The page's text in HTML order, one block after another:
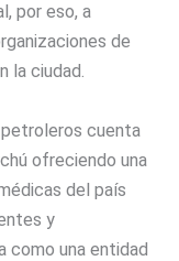
por eso, a
de
la ciudad.
cuenta
ofreciendo una
del país
y
como una entidad